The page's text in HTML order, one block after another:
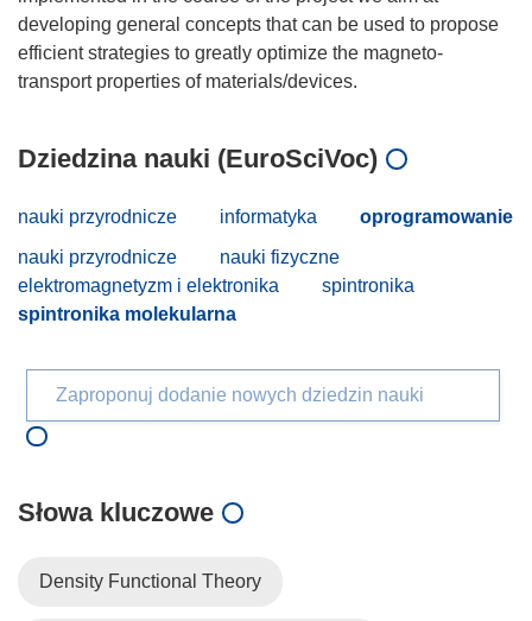
developing general concepts that can be used to propose
efficient strategies to greatly optimize the magneto-
Dziedzina nauki (EuroSciVoc)
nauki przyrodnicze informatyka
oprogramowanie
nauki przyrodnicze
nauki fizyczne
elektromagnetyzm i elektronika
spintronika
spintronika molekularna
Zaproponuj dodanie nowych dziedzin nauki
Słowa kluczowe
Density Functional Theory